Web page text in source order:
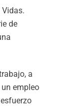
de
a
empleo